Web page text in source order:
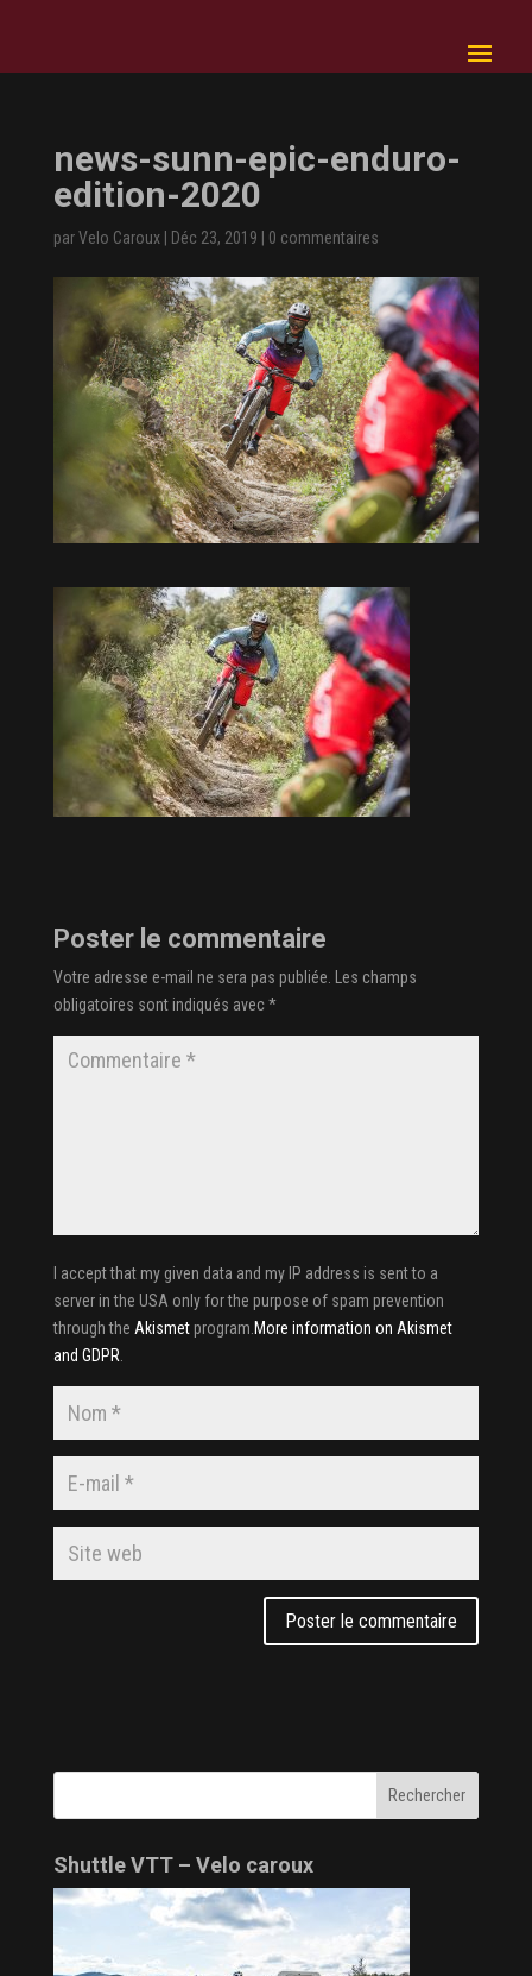
news-sunn-epic-enduro-
edition-2020
parVelo Caroux| Déc 23, 2019 0 commentaires
Poster le commentaire
Votre adresse e-mail ne sera pas publiée.
Les champs
obligatoires sont indiqués avec*
I accept that my given data and my IP address is sent to a
server in the USA only for the purpose of spam prevention
through the Akismetprogram. More information on Akismet
and GDPR
Shuttle VTT – Velo caroux